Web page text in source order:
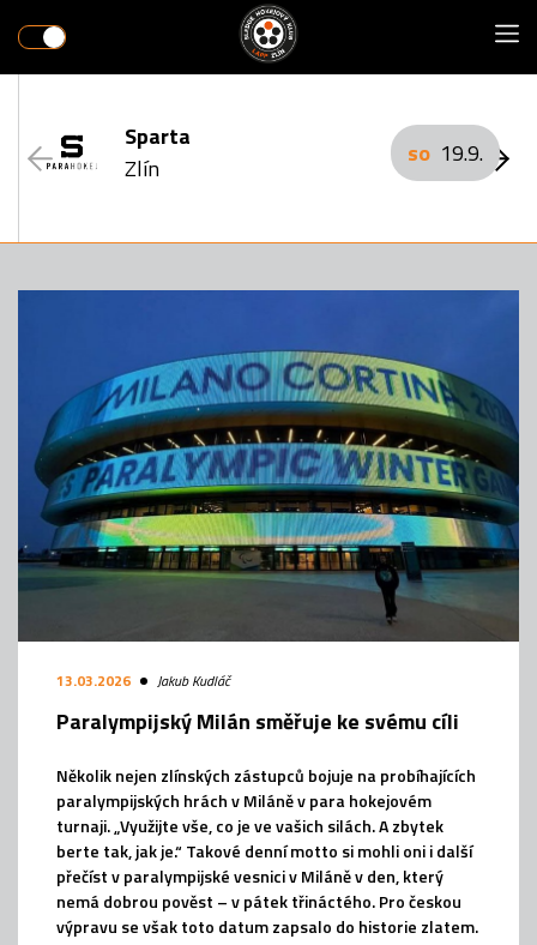
Sparta
Zlín
so 19.9.
13.03.2026 Jakub Kudláč
Paralympijský Milán směřuje ke svému cíli
Několik nejen zlínských zástupců bojuje na probíhajících
paralympijských hrách v Miláně v para hokejovém
turnaji. „Využijte vše, co je ve vašich silách. A zbytek
berte tak, jak je.“ Takové denní motto si mohli oni i další
přečíst v paralympijské vesnici v Miláně v den, který
nemá dobrou pověst – v pátek třináctého. Pro českou
výpravu se však toto datum zapsalo do historie zlatem.